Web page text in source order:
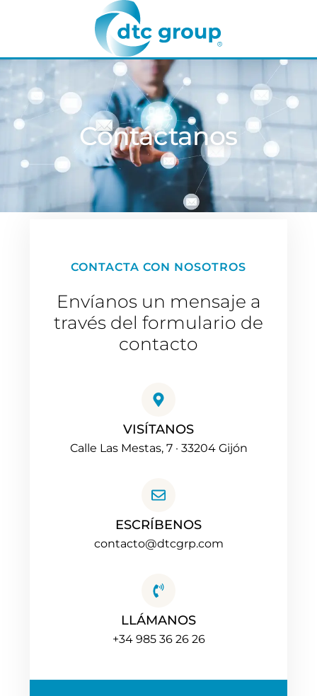
Contáctanos
CONTACTA CON NOSOTROS
Envíanos un mensaje a
través del formulario de
contacto
VISÍTANOS
Calle Las Mestas, 7 · 33204 Gijón
ESCRÍBENOS
contacto@dtcgrp.com
LLÁMANOS
+34 985 36 26 26